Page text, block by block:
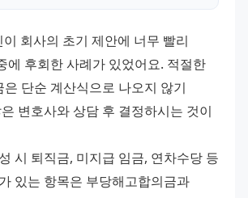
회사의 초기 제안에 너무 빨리
에 후회한 사례가 있었어요. 적절한
단순 계산식으로 나오지 않기
변호사와 상담 후 결정하시는 것이
시 퇴직금, 미지급 임금, 연차수당 등
있는 항목은 부당해고합의금과